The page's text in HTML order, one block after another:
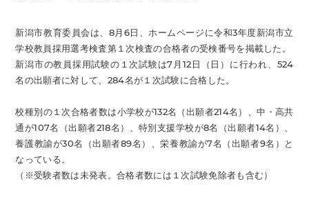
新潟市教育委員会は、8月6日、ホームページに令和3年度新潟市立
学校教員採用選考検査第１次検査の合格者の受検番号を掲載した。
新潟市の教員採用試験の１次試験は7月12日（日）に行われ、524
名の出願者に対して、284名が１次試験に合格した。
校種別の１次合格者数は小学校が132名（出願者214名）、中・高共
通が107名（出願者218名）、特別支援学校が8名（出願者14名）、
養護教諭が30名（出願者89名）、栄養教諭が7名（出願者9名）と
なっている。
（※受験者数は未発表。合格者数には１次試験免除者も含む）